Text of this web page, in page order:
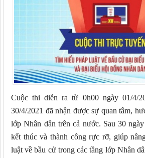
Cuộc thi diễn ra từ 0h00 ngày 01/4/
30/4/2021 đã nhận được sự quan tâm,
lớp Nhân dân trên cả nước. Sau 30
kết thúc và thành công rực rỡ, giúp
luật về bầu cử trong các tầng lớp Nhân